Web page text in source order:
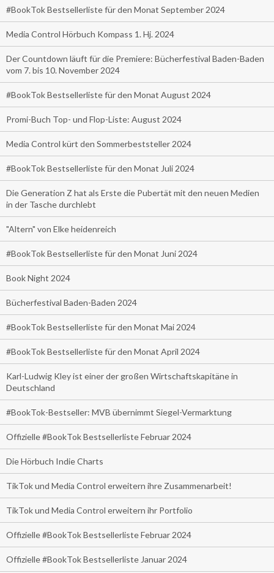
#BookTok Bestsellerliste für den Monat September 2024
Media Control Hörbuch Kompass 1. Hj. 2024
Der Countdown läuft für die Premiere: Bücherfestival Baden-Baden
vom 7. bis 10. November 2024
#BookTok Bestsellerliste für den Monat August 2024
Promi-Buch Top- und Flop-Liste: August 2024
Media Control kürt den Sommerbeststeller 2024
#BookTok Bestsellerliste für den Monat Juli 2024
Die Generation Z hat als Erste die Pubertät mit den neuen Medien
in der Tasche durchlebt
"Altern" von Elke heidenreich
#BookTok Bestsellerliste für den Monat Juni 2024
Book Night 2024
Bücherfestival Baden-Baden 2024
#BookTok Bestsellerliste für den Monat Mai 2024
#BookTok Bestsellerliste für den Monat April 2024
Karl-Ludwig Kley ist einer der großen Wirtschaftskapitäne in
Deutschland
#BookTok-Bestseller: MVB übernimmt Siegel-Vermarktung
Offizielle #BookTok Bestsellerliste Februar 2024
Die Hörbuch Indie Charts
TikTok und Media Control erweitern ihre Zusammenarbeit!
TikTok und Media Control erweitern ihr Portfolio
Offizielle #BookTok Bestsellerliste Februar 2024
Offizielle #BookTok Bestsellerliste Januar 2024